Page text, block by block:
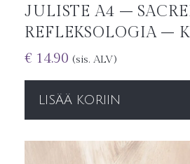
JULISTE A4 –
REFLEKSOLOGIA –
€ 14.90 (sis. ALV)
LISÄÄ KORIIN